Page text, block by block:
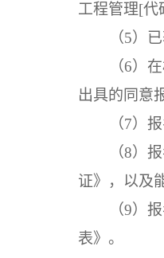
工程管理[代
（5）
（6）
出具的同意
（7）
（8）
证》，以及
（9）
表》。